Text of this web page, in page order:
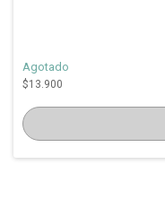
Agotado
$13.900